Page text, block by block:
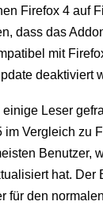
Firefox 4 auf
dass das
mit
deaktiviert
einige Leser
im Vergleich zu
Benutzer,
hat. Der
für den